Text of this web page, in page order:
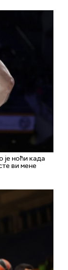
ноћи када
ви мене